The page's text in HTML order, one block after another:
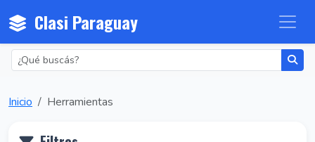
Clasi Paraguay
Inicio Herramientas